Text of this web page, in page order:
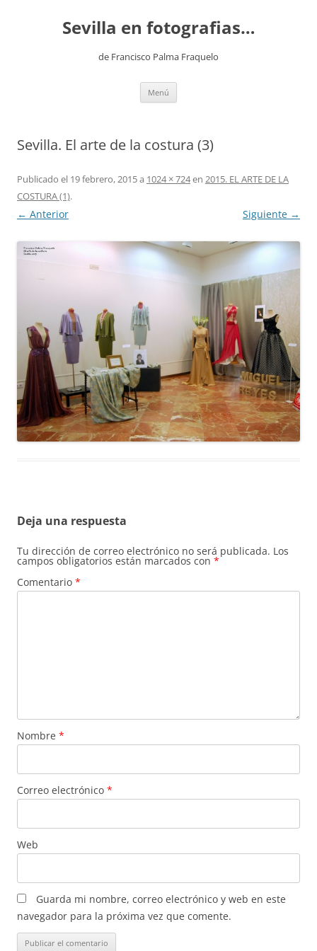
contenidoSevilla en fotografias…
de Francisco Palma Fraquelo
Menú
Sevilla. El arte de la costura (3)
Publicado el 19 febrero, 2015a 1024 × 724en 2015. EL ARTE DE LA
COSTURA (1).
← Anterior Siguiente →
Deja una respuesta
Tu dirección de correo electrónico no será publicada. Los
campos obligatorios están marcados con *
Comentario *
Nombre *
Correo electrónico *
Web
Guarda mi nombre, correo electrónico y web en este
navegador para la próxima vez que comente.